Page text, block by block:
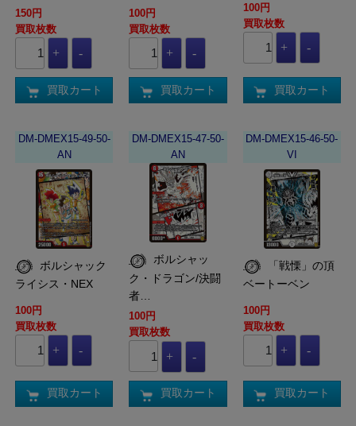
150円
買取枚数
買取カート
100円
買取枚数
買取カート
100円
買取枚数
買取カート
DM-DMEX15-49-50-
AN
ライシス・NEX
100円
買取枚数
買取カート
DM-DMEX15-47-50-
AN
ボルシャッ
ク・ドラゴン/決闘
者…
100円
買取枚数
買取カート
DM-DMEX15-46-50-
VI
ベートーベン
100円
買取枚数
買取カート